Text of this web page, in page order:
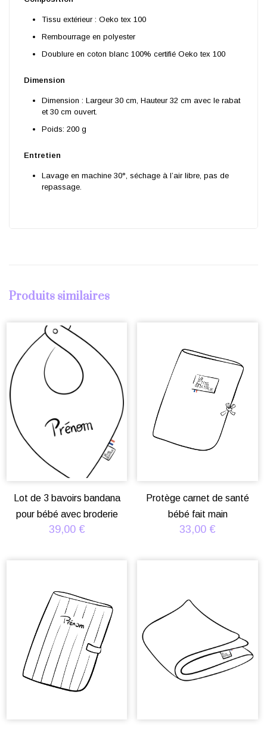
Tissu extérieur : Oeko tex 100
Rembourrage en polyester
Doublure en coton blanc 100% certifié Oeko tex 100
Dimension
Dimension : Largeur 30 cm, Hauteur 32 cm avec le rabat
et 30 cm ouvert.
Poids: 200 g
Entretien
Lavage en machine 30°, séchage à l’air libre, pas de
repassage.
Produits similaires
Lot de 3 bavoirs bandana
pour bébé avec broderie
39,00 €
Protège carnet de santé
bébé fait main
33,00 €